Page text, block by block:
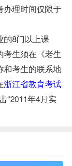
办理时间仅限于
8门以上课
生须在《老生
和考生的联系地
浙江省教育考试
“2011年4月实